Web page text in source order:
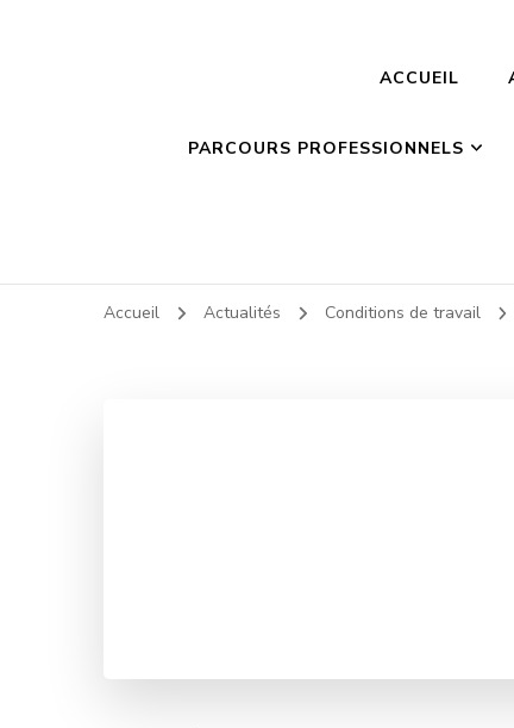
ACCUEIL
PARCOURS PROFESSIONNELS
Accueil Actualités Conditions de travail